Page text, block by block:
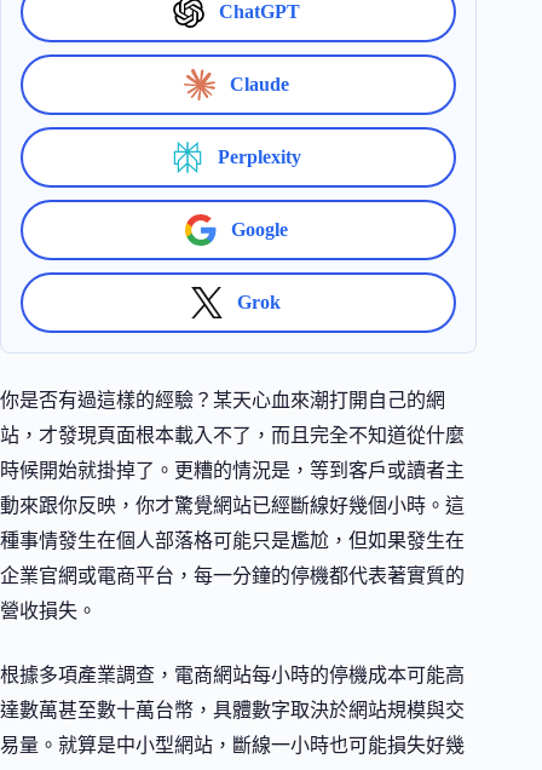
ChatGPT
Claude
Perplexity
Google
Grok
你是否有過這樣的經驗？某天心血來潮打開自己的網
站，才發現頁面根本載入不了，而且完全不知道從什麼
時候開始就掛掉了。更糟的情況是，等到客戶或讀者主
動來跟你反映，你才驚覺網站已經斷線好幾個小時。這
種事情發生在個人部落格可能只是尷尬，但如果發生在
企業官網或電商平台，每一分鐘的停機都代表著實質的
營收損失。
根據多項產業調查，電商網站每小時的停機成本可能高
達數萬甚至數十萬台幣，具體數字取決於網站規模與交
易量。就算是中小型網站，斷線一小時也可能損失好幾